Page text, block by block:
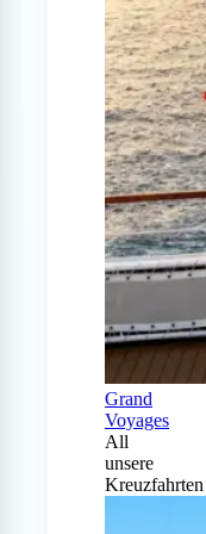
Grand
Voyages
All
unsere
Kreuzfahrten